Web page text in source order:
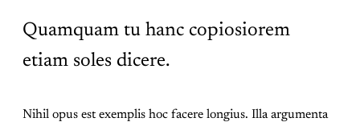
Quamquam tu hanc copiosiorem
etiam soles dicere.
Nihil opus est exemplis hoc facere longius. Illa argumenta